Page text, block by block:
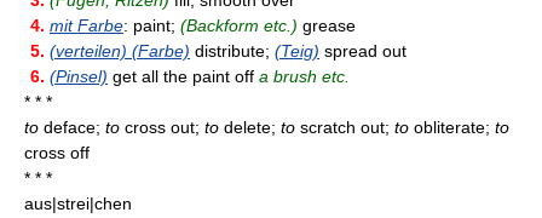
4. mit Farbe: paint; (Backform etc.) grease
5. (verteilen) (Farbe) distribute; (Teig) spread out
6. (Pinsel) get all the paint off a brush etc.
* * *
to deface; to cross out; to delete; to scratch out; to obliterate; to
cross off
* * *
aus|strei|chen